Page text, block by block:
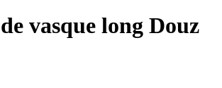
vasque long Douz